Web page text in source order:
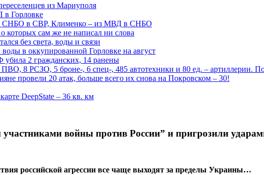
из Мариуполя
в Горловке
СНБО в СВР, Клименко – из МВД в СНБО
которых сам же не написал ни слова
без света, воды и связи
в оккупированной Горловке на август
убила 2 гражданских, 14 ранены
8 РСЗО, 5 броне-, 6 спец-, 485 автотехники и 80 ед. – артиллерии.
провели 20 атак, больше всего их снова на Покровском – 30!
DeepState – 36 кв. км
войны против России” и пригрозили
российской агрессии все чаще выходят за пределы Украины…